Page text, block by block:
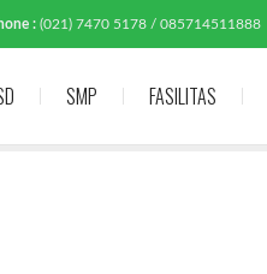
: (021) 7470 5178 / 085714511888
SMP FASILITAS